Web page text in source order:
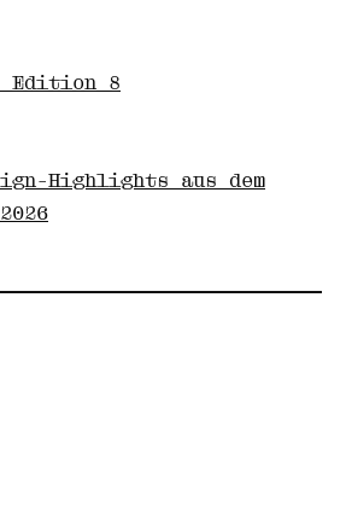
Edition 8
Highlights aus dem